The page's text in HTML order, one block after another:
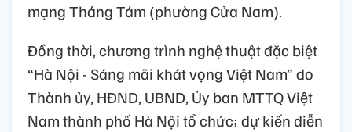
mạng Tháng Tám (phường Cửa Nam).
Đồng thời, chương trình nghệ thuật đặc biệt
“Hà Nội - Sáng mãi khát vọng Việt Nam” do
Thành ủy, HĐND, UBND, Ủy ban MTTQ Việt
Nam thành phố Hà Nội tổ chức; dự kiến diễn